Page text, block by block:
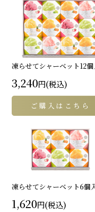
凍らせてシャーベット 12
3,240円(税込)
ご購入はこちら
凍らせてシャーベット6個
1,620円(税込)